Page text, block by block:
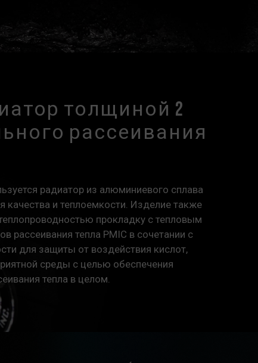
толщиной 2
рассеивания
радиатор из алюминиевого сплава
и теплоемкости. Изделие также
прокладку с тепловым
рассеивания тепла PMIC в сочетании с
для защиты от воздействия кислот,
среды с целью обеспечения
тепла в целом.